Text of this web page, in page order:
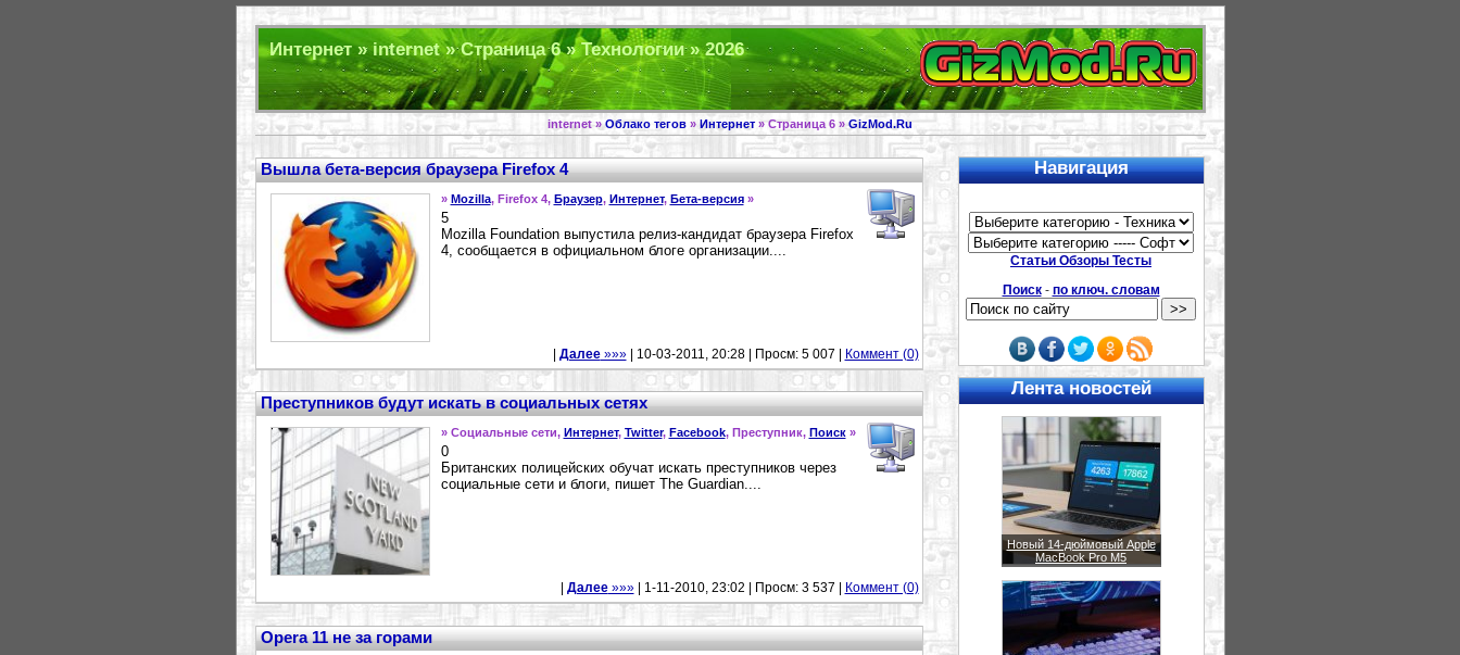
Интернет » internet » Страница 6 » Технологии » 2026
internet »Облако тегов » Интернет » Страница 6 »GizMod.Ru
Вышла бета-версия браузера Firefox 4
» Mozilla, Firefox 4, Браузер, Интернет, Бета-версия»
5
Mozilla Foundation выпустила релиз-кандидат браузера Firefox
4, сообщается в официальном блоге организации....
Далее»»»| 10-03-2011, 20:28 | Просм: 5 007 | Коммент (0)
Преступников будут искать в социальных сетях
» Социальные сети, Интернет, Twitter, Facebook, Преступник, Поиск»
0
Британских полицейских обучат искать преступников через
социальные сети и блоги, пишет The Guardian....
Далее»»»| 1-11-2010, 23:02 | Просм: 3 537 | Коммент (0)
Opera 11 не за горами
Навигация
Статьи Обзоры Тесты
Поиск- по ключ. словам
Лента новостей
Новый 14-дюймовый Apple
MacBook Pro M5